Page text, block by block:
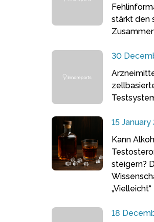
stärkt den
30
15
Kann
steigern?
„Vielleicht“
18